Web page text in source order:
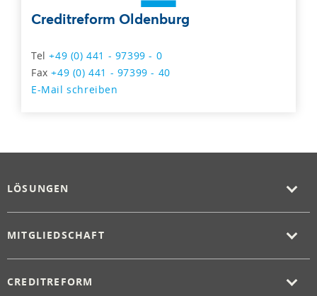
Creditreform Oldenburg
Tel+49 (0) 441 - 97399 - 0
Fax+49 (0) 441 - 97399 - 40
E-Mail schreiben
LÖSUNGEN
MITGLIEDSCHAFT
CREDITREFORM